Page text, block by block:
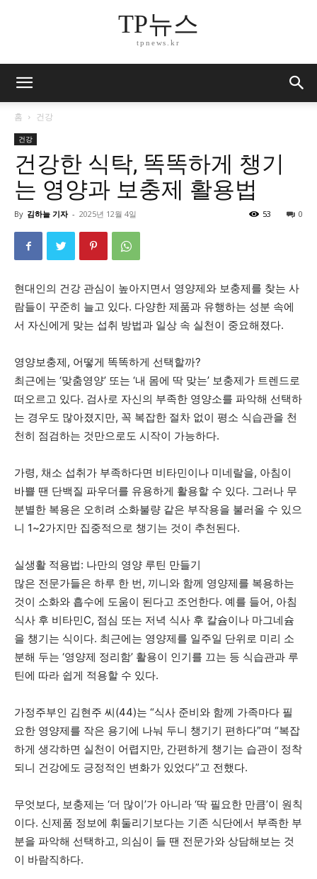
TP뉴스
tpnews.kr
홈 건강
건강
건강한 식탁, 똑똑하게 챙기
는 영양과 보충제 활용법
By 김하늘 기자 - 2025년 12월 4일 0
53
현대인의 건강 관심이 높아지면서 영양제와 보충제를 찾는 사
람들이 꾸준히 늘고 있다. 다양한 제품과 유행하는 성분 속에
서 자신에게 맞는 섭취 방법과 일상 속 실천이 중요해졌다.
영양보충제, 어떻게 똑똑하게 선택할까?
최근에는 ‘맞춤영양’ 또는 ‘내 몸에 딱 맞는’ 보충제가 트렌드로
떠오르고 있다. 검사로 자신의 부족한 영양소를 파악해 선택하
는 경우도 많아졌지만, 꼭 복잡한 절차 없이 평소 식습관을 천
천히 점검하는 것만으로도 시작이 가능하다.
가령, 채소 섭취가 부족하다면 비타민이나 미네랄을, 아침이
바쁠 땐 단백질 파우더를 유용하게 활용할 수 있다. 그러나 무
분별한 복용은 오히려 소화불량 같은 부작용을 불러올 수 있으
니 1~2가지만 집중적으로 챙기는 것이 추천된다.
실생활 적용법: 나만의 영양 루틴 만들기
많은 전문가들은 하루 한 번, 끼니와 함께 영양제를 복용하는
것이 소화와 흡수에 도움이 된다고 조언한다. 예를 들어, 아침
식사 후 비타민C, 점심 또는 저녁 식사 후 칼슘이나 마그네슘
을 챙기는 식이다. 최근에는 영양제를 일주일 단위로 미리 소
분해 두는 ‘영양제 정리함’ 활용이 인기를 끄는 등 식습관과 루
틴에 따라 쉽게 적용할 수 있다.
가정주부인 김현주 씨(44)는 “식사 준비와 함께 가족마다 필
요한 영양제를 작은 용기에 나눠 두니 챙기기 편하다”며 “복잡
하게 생각하면 실천이 어렵지만, 간편하게 챙기는 습관이 정착
되니 건강에도 긍정적인 변화가 있었다”고 전했다.
무엇보다, 보충제는 ‘더 많이’가 아니라 ‘딱 필요한 만큼’이 원칙
이다. 신제품 정보에 휘둘리기보다는 기존 식단에서 부족한 부
분을 파악해 선택하고, 의심이 들 땐 전문가와 상담해보는 것
이 바람직하다.